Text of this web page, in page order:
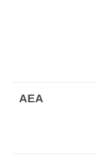
AEA